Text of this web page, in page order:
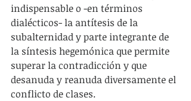
indispensable o -en términos
dialécticos- la antítesis de la
subalternidad y parte integrante de
la síntesis hegemónica que permite
superar la contradicción y que
desanuda y reanuda diversamente el
conflicto de clases.